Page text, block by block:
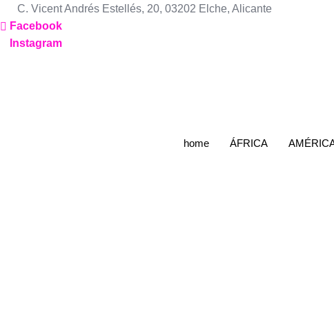
al
contenido
C. Vicent Andrés Estellés, 20, 03202 Elche, Alicante
Facebook
Instagram
home ÁFRICA